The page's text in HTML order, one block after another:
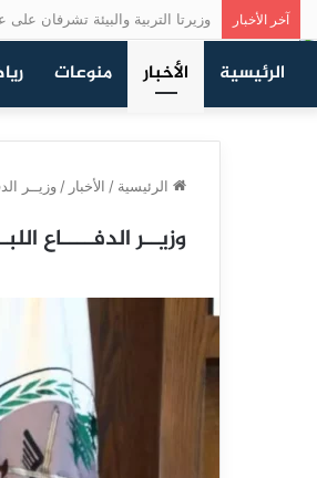
آخر الأخبار وزيرتا التربية والبيئة تشرفان
الرئيسية الأخبار منوعات
الرئيسية / الأخبار / وزيــر
وزيــر الدفــــاع